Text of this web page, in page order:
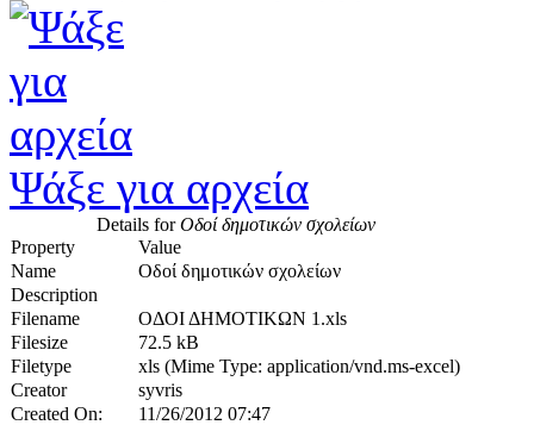
Ψάξε για αρχεία
Details forΟδοί δημοτικών σχολείων
Property
Value
Name
Οδοί δημοτικών σχολείων
Description
Filename
ΟΔΟΙ ΔΗΜΟΤΙΚΩΝ 1.xls
Filesize
72.5 kB
Filetype
xls (Mime Type: application/vnd.ms-excel)
Creator
syvris
Created On:
11/26/2012 07:47